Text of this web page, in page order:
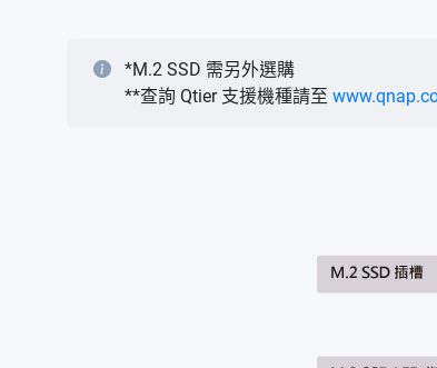
*M.2 SSD 需另外選購
**查詢 Qtier 支援機種請至